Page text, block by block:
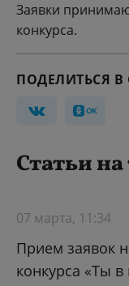
Заявки
конкурса.
ПОДЕЛИТЬСЯ В
Статьи
07 марта, 11:34
Прием заявок
конкурса «Ты